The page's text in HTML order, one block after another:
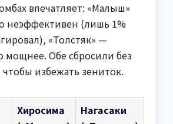
впечатляет: «Малыш»
неэффективен (лишь 1%
«Толстяк» —
мощнее. Обе сбросили без
избежать зениток.
Хиросима
Нагасаки